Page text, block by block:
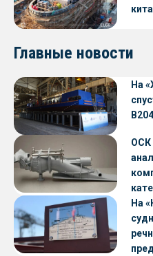
Главные новости
На
ОСК
На